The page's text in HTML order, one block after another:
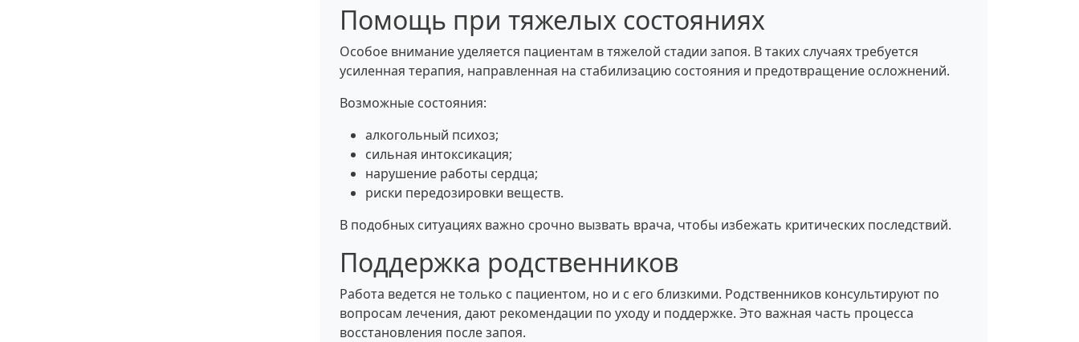
Помощь при тяжелых состояниях
Особое внимание уделяется пациентам в тяжелой стадии запоя. В таких случаях требуется
усиленная терапия, направленная на стабилизацию состояния и предотвращение осложнений.
Возможные состояния:
алкогольный психоз;
сильная интоксикация;
нарушение работы сердца;
риски передозировки веществ.
В подобных ситуациях важно срочно вызвать врача, чтобы избежать критических последствий.
Поддержка родственников
Работа ведется не только с пациентом, но и с его близкими. Родственников консультируют по
вопросам лечения, дают рекомендации по уходу и поддержке. Это важная часть процесса
восстановления после запоя.